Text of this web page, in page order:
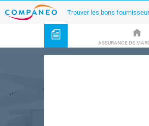
Trouver les bons
ASSURANCE DE